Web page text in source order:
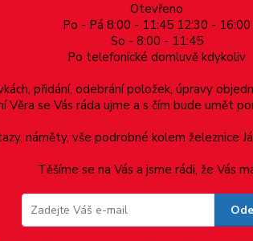
poukazy, upomínkové předměty
754 MTB
754 MTB
Otevřeno
Po - Pá 8:00 - 11:45 12:30 - 16:00
So - 8:00 - 11:45
Po telefonické domluvě kdykoliv
přidání, odebrání položek, úpravy
Věra se Vás ráda ujme a s čím bude umět
náměty, vše podrobné kolem železnice
Těšíme se na Vás a jsme rádi, že Vás